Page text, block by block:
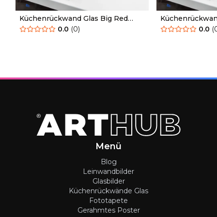
Küchenrückwand Glas Big Red
Rose
0.0 (0)
Orange Rose
0.0 (
Menü
Blog
Leinwandbilder
Glasbilder
Küchenrückwände Glas
Fototapete
Gerahmtes Poster